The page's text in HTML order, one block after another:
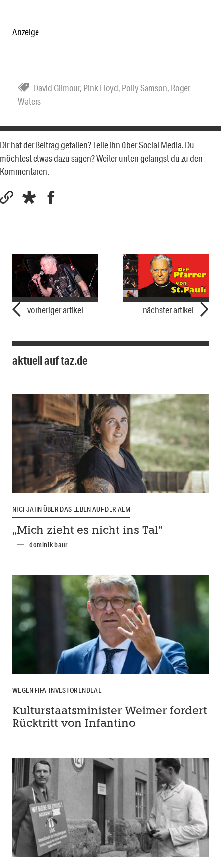
Anzeige
David Gilmour, Pink Floyd, Polly Samson, Roger
Waters
Dir hat der Beitrag gefallen? Teile ihn über Social Media. Du
möchtest etwas dazu sagen? Weiter unten gelangst du zu den
Kommentaren.
vorheriger artikel nächster artikel
aktuell auf taz.de
NICI JAHN ÜBER DAS LEBEN AUF DER ALM
„Mich zieht es nicht ins Tal“
dominik baur
WEGEN FIFA-INVESTORENDEAL
Kulturstaatsminister Weimer fordert
Rücktritt von Infantino